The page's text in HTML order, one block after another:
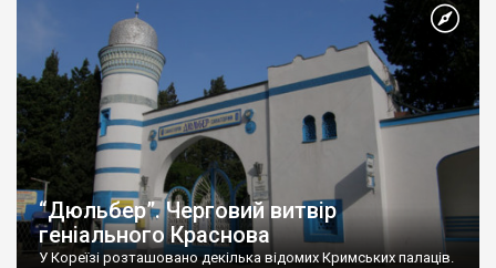
“Дюльбер”. Черговий витвір
геніального Краснова
У Кореїзі розташовано декілька відомих Кримських палаців.